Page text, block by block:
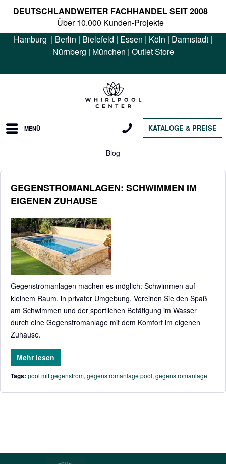
DEUTSCHLANDWEITER FACHHANDEL SEIT 2008
Über 10.000 Kunden-Projekte
Hamburg | Berlin | Bielefeld | Essen | Köln | Darmstadt |
Nürnberg | München | Outlet Store
MENÜ KATALOGE & PREISE
Blog
GEGENSTROMANLAGEN: SCHWIMMEN IM
EIGENEN ZUHAUSE
Gegenstromanlagen machen es möglich: Schwimmen auf
kleinem Raum, in privater Umgebung. Vereinen Sie den Spaß
am Schwimmen und der sportlichen Betätigung im Wasser
durch eine Gegenstromanlage mit dem Komfort im eigenen
Zuhause.
Mehr lesen
Tags: pool mit gegenstrom, gegenstromanlage pool, gegenstromanlage